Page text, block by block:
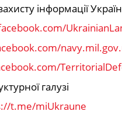
інформації
галузі
t.me/miUkraune